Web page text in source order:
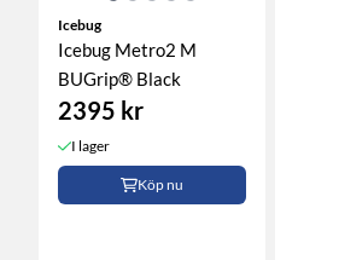
Icebug
Icebug Metro2 M
BUGrip® Black
2395 kr
I lager
Köp nu